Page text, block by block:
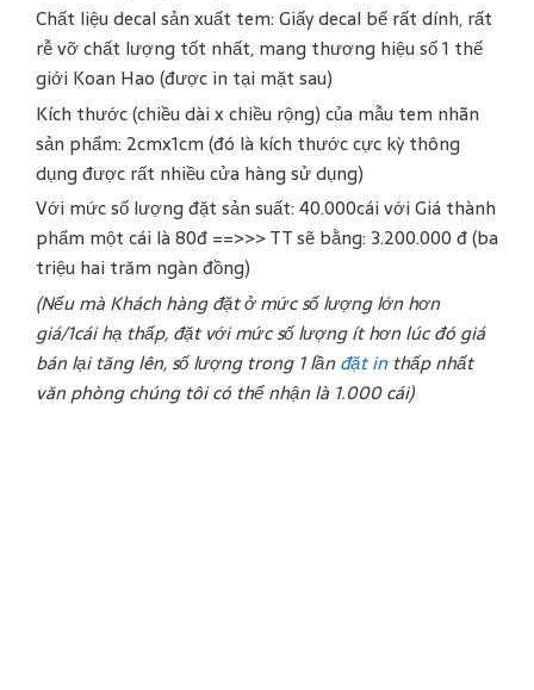
Chất liệu decal sản xuất tem: Giấy decal bể rất dính, rất
rễ vỡ chất lượng tốt nhất, mang thương hiệu số 1 thế
giới Koan Hao (được in tại mặt sau)
Kích thước (chiều dài x chiều rộng) của mẫu tem nhãn
sản phẩm: 2cmx1cm (đó là kích thước cực kỳ thông
dụng được rất nhiều cửa hàng sử dụng)
Với mức số lượng đặt sản suất: 40.000cái với Giá thành
phẩm một cái là 80đ ==>>> TT sẽ bằng: 3.200.000 đ (ba
triệu hai trăm ngàn đồng)
(Nếu mà Khách hàng đặt ở mức số lượng lớn hơn
giá/1cái hạ thấp, đặt với mức số lượng ít hơn lúc đó giá
bán lại tăng lên, số lượng trong 1 lần đặt in thấp nhất
văn phòng chúng tôi có thể nhận là 1.000 cái)